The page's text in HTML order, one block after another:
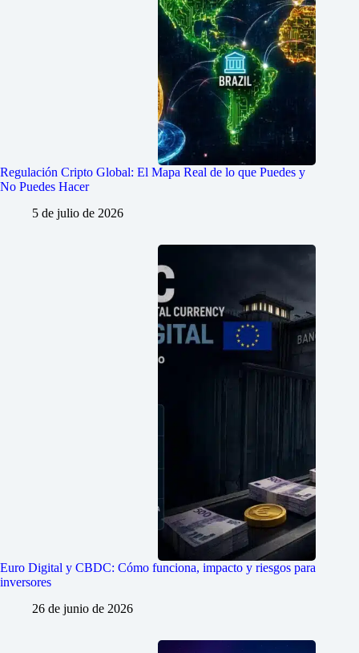
Regulación Cripto Global: El Mapa Real de lo que Puedes y
No Puedes Hacer
5 de julio de 2026
Euro Digital y CBDC: Cómo funciona, impacto y riesgos para
inversores
26 de junio de 2026